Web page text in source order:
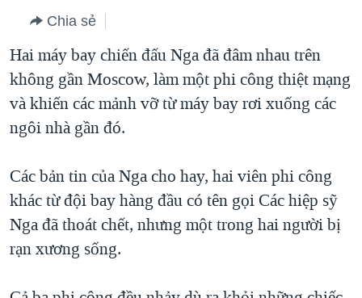
chính
điều
hướng
chính
Đi
"Tìm"
BLOG
DIỄN ĐÀN
MỤC
TỰ DO BÁO CHÍ
NGƯỜI VIỆT HẢI NGOẠI
ĐỜI SỐNG
SỨC KHOẺ
CHUYÊN ĐỀ
HÀNH TRÌNH BẦU CỬ 2024
MỘT NĂM CHIẾN TRANH TẠI DẢI GAZA
GIẢI MÃ VÀNH ĐAI & CON ĐƯỜNG
VIDEO
NGHE
MẠNG XÃ HỘI
Chia sẻ
Hai máy bay chiến đấu Nga đã đâm nhau trên
không gần Moscow, làm một phi công thiệt mạng
và khiến các mảnh vỡ từ máy bay rơi xuống các
ngôi nhà gần đó.
Các bản tin của Nga cho hay, hai viên phi công
khác từ đội bay hàng đầu có tên gọi Các hiệp sỹ
Nga đã thoát chết, nhưng một trong hai người bị
rạn xương sống.